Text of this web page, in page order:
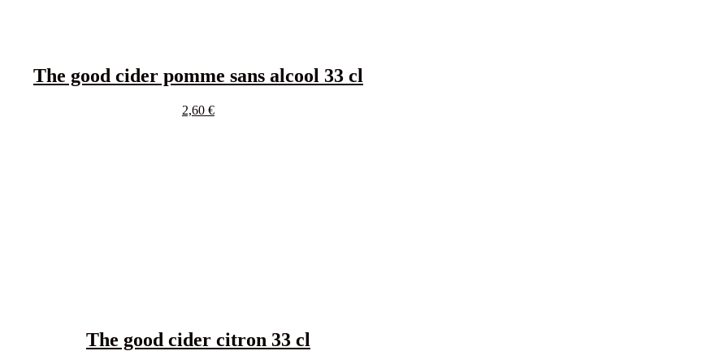
The good cider pomme sans alcool 33 cl
2,60 €
The good cider citron 33 cl